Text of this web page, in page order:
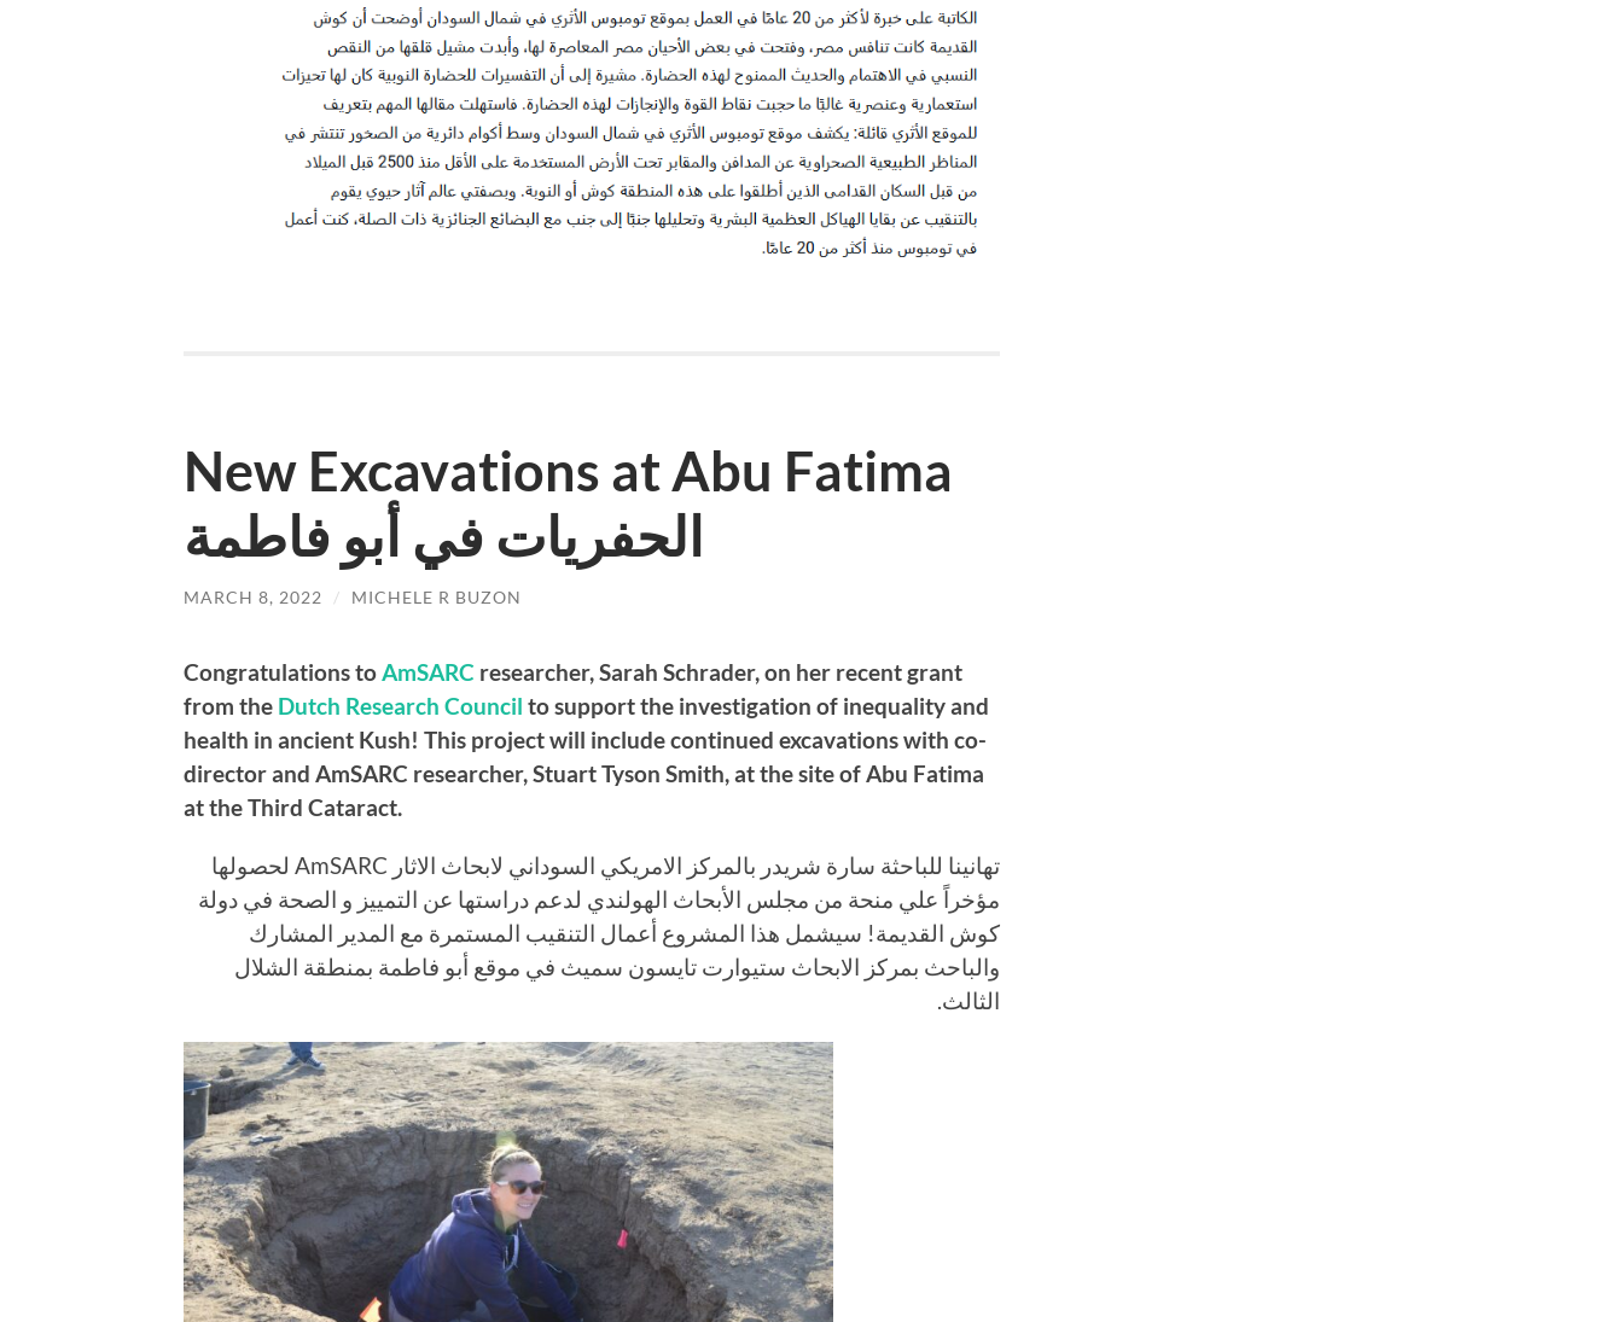
New Excavations at Abu Fatima
الحفريات في أبو فاطمة
MARCH 8, 2022 / MICHELE R BUZON
Congratulations toAmSARC researcher, Sarah Schrader, on her recent grant
from the Dutch Research Council to support the investigation of inequality and
health in ancient Kush! This project will include continued excavations with co-
director and AmSARC researcher, Stuart Tyson Smith, at the site of Abu Fatima
at the Third Cataract.
تهانينا للباحثة سارة شريدر بالمركز الامريكي السوداني لابحاث الاثار AmSARC لحصولها
مؤخراً علي منحة من مجلس الأبحاث الهولندي لدعم دراستها عن التمييز و الصحة في دولة
كوش القديمة! سيشمل هذا المشروع أعمال التنقيب المستمرة مع المدير المشارك
والباحث بمركز الابحاث ستيوارت تايسون سميث في موقع أبو فاطمة بمنطقة الشلال
الثالث.